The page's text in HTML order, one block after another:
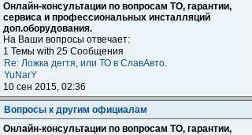
Онлайн-консультации по вопросам ТО, гарантии,
сервиса и профессиональных инсталляций
доп.оборудования.
На Ваши вопросы отвечает:
1 Темы with 25 Сообщения
Re: Ложка дегтя, или ТО в СлавАвто.
YuNarY
10 сен 2015, 02:36
Вопросы к другим официалам
Онлайн-консультации по вопросам ТО, гарантии,